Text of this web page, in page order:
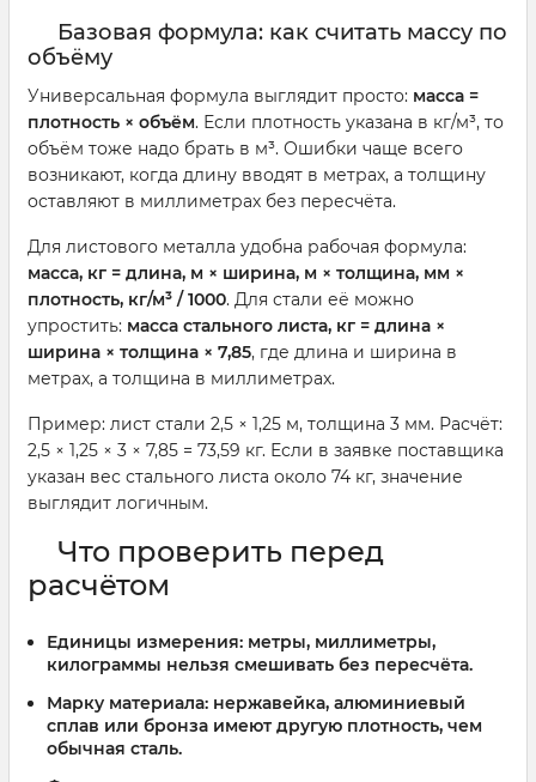
Базовая формула: как считать массу по
объёму
Универсальная формула выглядит просто: масса =
плотность × объём. Если плотность указана в кг/м³, то
объём тоже надо брать в м³. Ошибки чаще всего
возникают, когда длину вводят в метрах, а толщину
оставляют в миллиметрах без пересчёта.
Для листового металла удобна рабочая формула:
масса, кг = длина, м × ширина, м × толщина, мм ×
плотность, кг/м³ / 1000. Для стали её можно
упростить: масса стального листа, кг = длина ×
ширина × толщина × 7,85, где длина и ширина в
метрах, а толщина в миллиметрах.
Пример: лист стали 2,5 × 1,25 м, толщина 3 мм. Расчёт:
2,5 × 1,25 × 3 × 7,85 = 73,59 кг. Если в заявке поставщика
указан вес стального листа около 74 кг, значение
выглядит логичным.
Что проверить перед
расчётом
Единицы измерения: метры, миллиметры,
килограммы нельзя смешивать без пересчёта.
Марку материала: нержавейка, алюминиевый
сплав или бронза имеют другую плотность, чем
обычная сталь.